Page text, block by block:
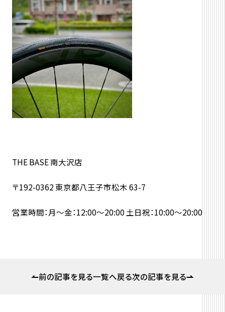
THE BASE 南大沢店
〒192-0362 東京都八王子市松木 63-7
営業時間：月～金：12:00〜20:00 土日祝：10:00〜20:00
前の記事を見る一覧へ戻る次の記事を見る